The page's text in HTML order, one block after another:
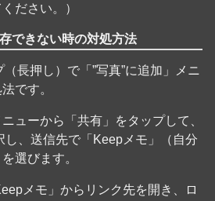
ださい。）
できない時の対処方法
長押し）で「”写真”に追加」メニ
です。
ューから「共有」をタップして、
し、送信先で「Keepメモ」（自分
選びます。
メモ」からリンク先を開き、ロ